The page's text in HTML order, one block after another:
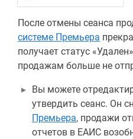
После отмены сеанса
системе Премьера
получает статус
продажам больше не
Вы можете
утвердить сеанс. Он
Премьера, продажи
отчетов в ЕАИС